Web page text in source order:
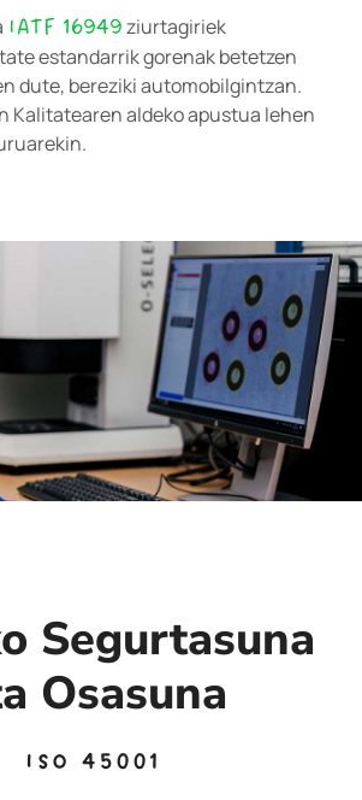
IATF 16949ziurtagiriek
estandarrik gorenak betetzen
dute, bereziki automobilgintzan.
Kalitatearen aldeko apustua lehen
Segurtasuna
Osasuna
ISO 45001